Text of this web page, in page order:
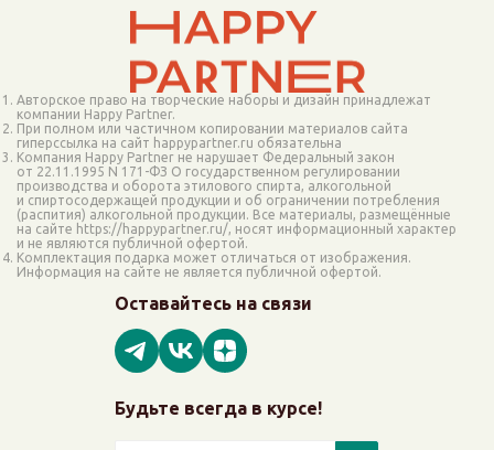
Авторское право на творческие наборы и дизайн принадлежат
компании Happy Partner.
При полном или частичном копировании материалов сайта
гиперссылка на сайт happypartner.ru обязательна
Компания Happy Partner не нарушает Федеральный закон
от 22.11.1995 N 171-ФЗ О государственном регулировании
производства и оборота этилового спирта, алкогольной
и спиртосодержащей продукции и об ограничении потребления
(распития) алкогольной продукции. Все материалы, размещённые
на сайте https://happypartner.ru/, носят информационный характер
и не являются публичной офертой.
Комплектация подарка может отличаться от изображения.
Информация на сайте не является публичной офертой.
Оставайтесь на связи
Будьте всегда в курсе!